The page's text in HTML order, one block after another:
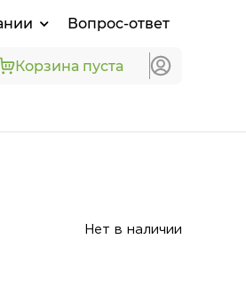
Вопрос-ответ
Корзина пуста
Нет в наличии